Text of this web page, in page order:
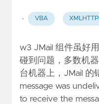
· VBA
w3 JMail 组件虽好
碰到问题，多数机
台机器上，JMail 的
message was
to receive the